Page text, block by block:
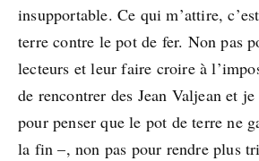
insupportable. Ce qui m’attire,
terre contre le pot de fer. Non pas
lecteurs et leur faire croire à
de rencontrer des Jean Valjean et
pour penser que le pot de terre ne
la fin –, non pas pour rendre plus